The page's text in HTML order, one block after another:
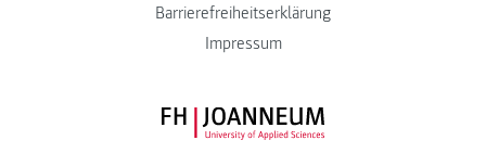
Barrierefreiheitserklärung
Impressum
FH JOANNEUM Logo